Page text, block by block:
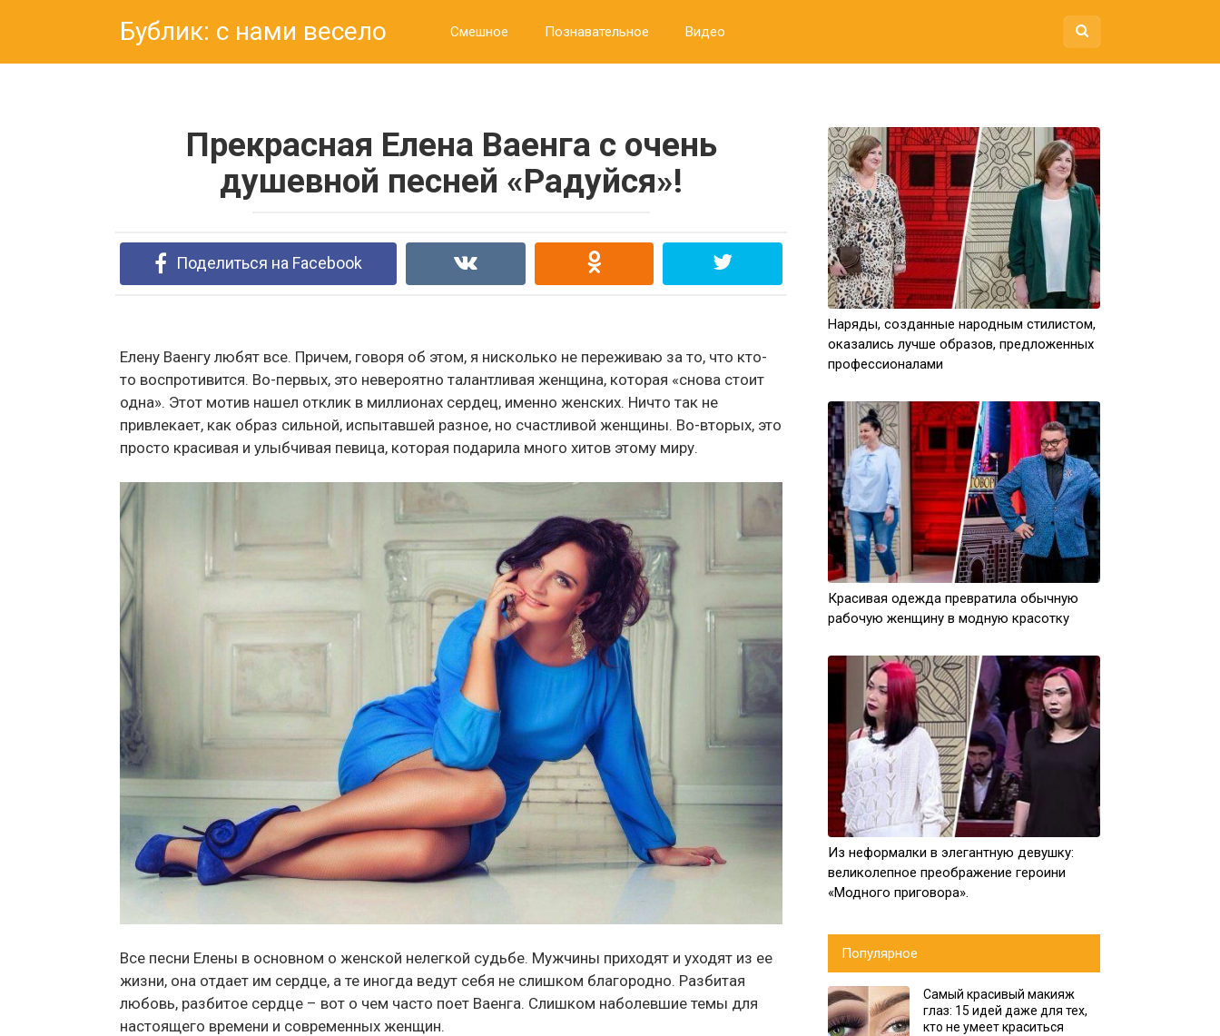
Бублик: с нами весело Смешное Познавательное Видео
Прекрасная Елена Ваенга с очень
душевной песней «Радуйся»!
Поделиться на Facebook
Елену Ваенгу любят все. Причем, говоря об этом, я нисколько не переживаю за то, что кто-
то воспротивится. Во-первых, это невероятно талантливая женщина, которая «снова стоит
одна». Этот мотив нашел отклик в миллионах сердец, именно женских. Ничто так не
привлекает, как образ сильной, испытавшей разное, но счастливой женщины. Во-вторых, это
просто красивая и улыбчивая певица, которая подарила много хитов этому миру.
Все песни Елены в основном о женской нелегкой судьбе. Мужчины приходят и уходят из ее
жизни, она отдает им сердце, а те иногда ведут себя не слишком благородно. Разбитая
любовь, разбитое сердце – вот о чем часто поет Ваенга. Слишком наболевшие темы для
настоящего времени и современных женщин.
Наряды, созданные народным стилистом,
оказались лучше образов, предложенных
профессионалами
Красивая одежда превратила обычную
рабочую женщину в модную красотку
Из неформалки в элегантную девушку:
великолепное преображение героини
«Модного приговора».
Популярное
Самый красивый макияж
глаз: 15 идей даже для тех,
кто не умеет краситься